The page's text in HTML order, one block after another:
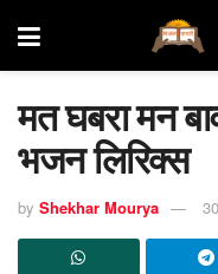
मत घबरा मन
भजन लिरिक्स
by Shekhar Mourya